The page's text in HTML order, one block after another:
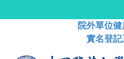
院外單位
實名登記